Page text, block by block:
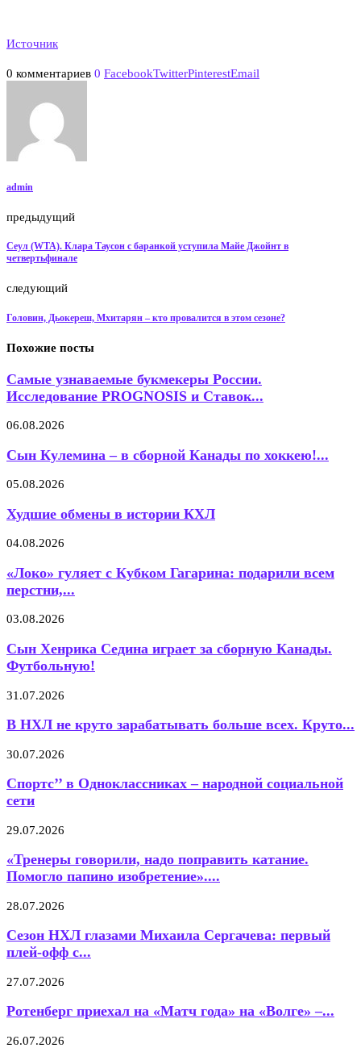
Источник
0 комментариев 0 FacebookTwitterPinterestEmail
admin
предыдущий
Сеул (WTA). Клара Таусон с баранкой уступила Майе Джойнт в
четвертьфинале
следующий
Головин, Дьокереш, Мхитарян – кто провалится в этом сезоне?
Похожие посты
Самые узнаваемые букмекеры России.
Исследование PROGNOSIS и Ставок...
06.08.2026
Сын Кулемина – в сборной Канады по хоккею!...
05.08.2026
Худшие обмены в истории КХЛ
04.08.2026
«Локо» гуляет с Кубком Гагарина: подарили всем
перстни,...
03.08.2026
Сын Хенрика Седина играет за сборную Канады.
Футбольную!
31.07.2026
В НХЛ не круто зарабатывать больше всех. Круто...
30.07.2026
Спортс’’ в Одноклассниках – народной социальной
сети
29.07.2026
«Тренеры говорили, надо поправить катание.
Помогло папино изобретение»....
28.07.2026
Сезон НХЛ глазами Михаила Сергачева: первый
плей-офф с...
27.07.2026
Ротенберг приехал на «Матч года» на «Волге» –...
26.07.2026